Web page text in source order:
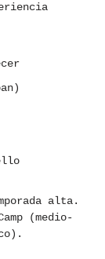
alta.
(medio-